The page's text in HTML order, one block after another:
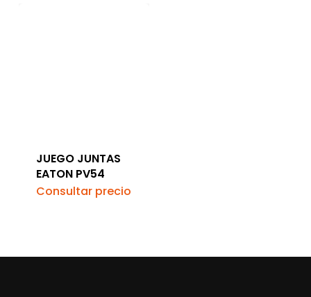
JUEGO JUNTAS
EATON PV54
Consultar precio